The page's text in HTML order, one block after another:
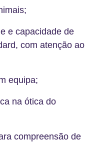
e capacidade de
com atenção ao
equipa;
na ótica do
compreensão de